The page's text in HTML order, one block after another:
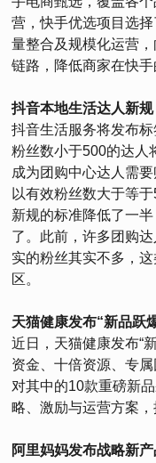
营，快手优选项目选
量整合及规模化运营
链路，降低商家在快手
抖音本地生活达人新
抖音生活服务将发布
粉丝数小于500的达人
成为团购中心达人需
以有效粉丝数大于等
新规的标准降低了一
了。此前，许多团购
实的粉丝其实不多，
区。
天猫健康发布“新品跃
近日，天猫健康发布“
资金、十倍资源、专
对其中的10款重磅新
略、激励与运营方案
阿里妈妈发布战略新